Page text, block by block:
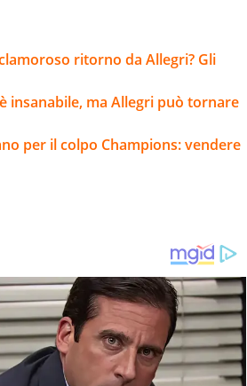
ritorno da Allegri? Gli
insanabile, ma Allegri può tornare
per il colpo Champions: vendere